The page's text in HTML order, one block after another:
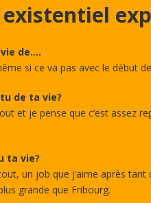
de….
si ce va pas avec le début
de ta vie?
et je pense que c’est assez
ta vie?
un job que j’aime après tant
grande que Fribourg.